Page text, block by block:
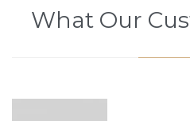
What Our